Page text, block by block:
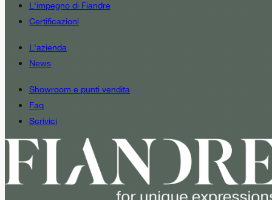
L'impegno di Fiandre
Certificazioni
L'azienda
News
Showroom e punti vendita
Faq
Scrivici